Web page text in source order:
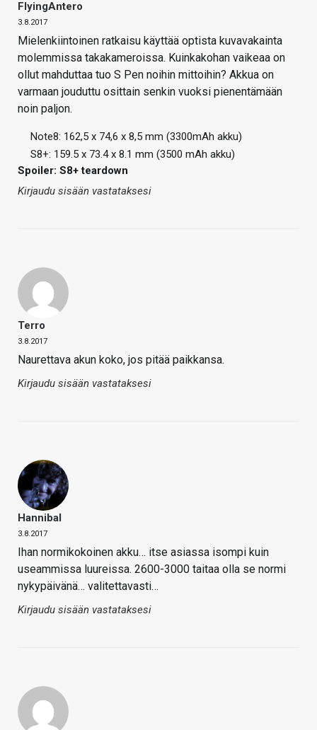
FlyingAntero
3.8.2017
Mielenkiintoinen ratkaisu käyttää optista kuvavakainta
molemmissa takakameroissa. Kuinkakohan vaikeaa on
ollut mahduttaa tuo S Pen noihin mittoihin? Akkua on
varmaan jouduttu osittain senkin vuoksi pienentämään
noin paljon.
Note8: 162,5 x 74,6 x 8,5 mm (3300mAh akku)
S8+: 159.5 x 73.4 x 8.1 mm (3500 mAh akku)
Spoiler: S8+ teardown
Kirjaudu sisään vastataksesi
Terro
3.8.2017
Naurettava akun koko, jos pitää paikkansa.
Kirjaudu sisään vastataksesi
Hannibal
3.8.2017
Ihan normikokoinen akku… itse asiassa isompi kuin
useammissa luureissa. 2600-3000 taitaa olla se normi
nykypäivänä… valitettavasti…
Kirjaudu sisään vastataksesi